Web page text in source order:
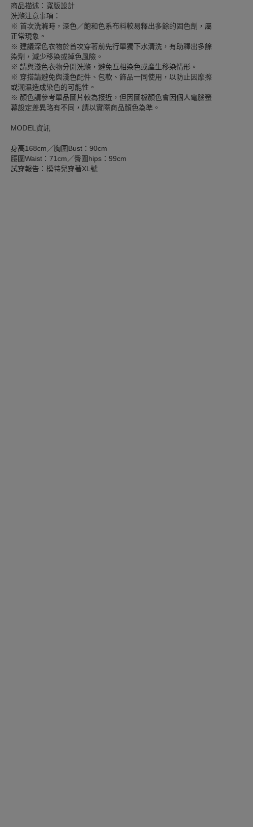
商品描述：寬版設計
洗滌注意事項：
※ 首次洗滌時，深色／飽和色系布料較易釋出多餘的固色劑，屬
正常現象。
※ 建議深色衣物於首次穿著前先行單獨下水清洗，有助釋出多餘
染劑，減少移染或掉色風險。
※ 請與淺色衣物分開洗滌，避免互相染色或產生移染情形。
※ 穿搭請避免與淺色配件、包款、飾品一同使用，以防止因摩擦
或潮濕造成染色的可能性。
※ 顏色請參考單品圖片較為接近，但因圖檔顏色會因個人電腦螢
幕設定差異略有不同，請以實際商品顏色為準。
MODEL資訊
身高168cm／胸圍Bust：90cm
腰圍Waist：71cm／臀圍hips：99cm
試穿報告：模特兒穿著XL號